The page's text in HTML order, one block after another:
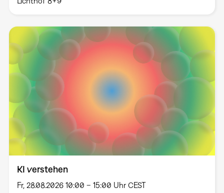
KI verstehen
Fr, 28.08.2026 10:00 – 15:00 Uhr CEST